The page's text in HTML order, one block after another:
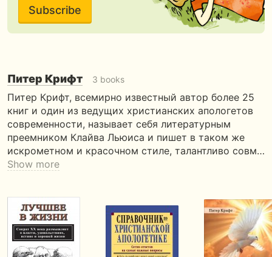
Subscribe
Питер Крифт 3 books
Питер Крифт, всемирно известный автор более 25
книг и один из ведущих христианских апологетов
современности, называет себя литературным
преемником Клайва Льюиса и пишет в таком же
искрометном и красочном стиле, талантливо совм…
Show more